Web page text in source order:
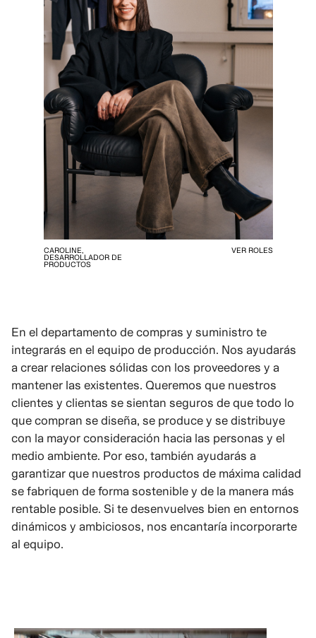
CAROLINE,
DESARROLLADOR DE
PRODUCTOS
VER ROLES
En el departamento de compras y suministro te
integrarás en el equipo de producción. Nos ayudarás
a crear relaciones sólidas con los proveedores y a
mantener las existentes. Queremos que nuestros
clientes y clientas se sientan seguros de que todo lo
que compran se diseña, se produce y se distribuye
con la mayor consideración hacia las personas y el
medio ambiente. Por eso, también ayudarás a
garantizar que nuestros productos de máxima calidad
se fabriquen de forma sostenible y de la manera más
rentable posible. Si te desenvuelves bien en entornos
dinámicos y ambiciosos, nos encantaría incorporarte
al equipo.